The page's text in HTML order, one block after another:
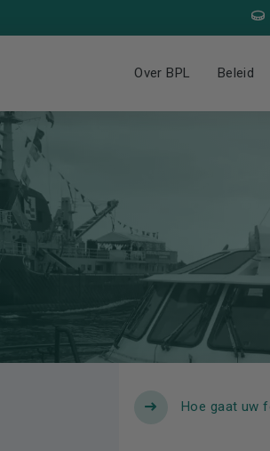
Over BPL Beleid
Hoe gaat uw